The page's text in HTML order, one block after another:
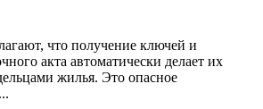
что получение ключей и
акта автоматически делает их
жилья. Это опасное